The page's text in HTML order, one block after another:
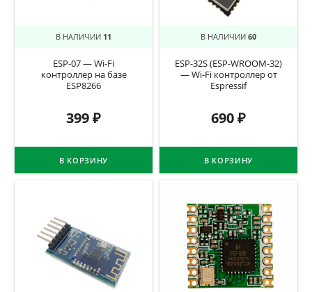
В НАЛИЧИИ 11
ESP-07 — Wi-Fi
контроллер на базе
ESP8266
399₽
В КОРЗИНУ
В НАЛИЧИИ 60
ESP-32S (ESP-WROOM-32)
— Wi-Fi контроллер от
Espressif
690₽
В КОРЗИНУ